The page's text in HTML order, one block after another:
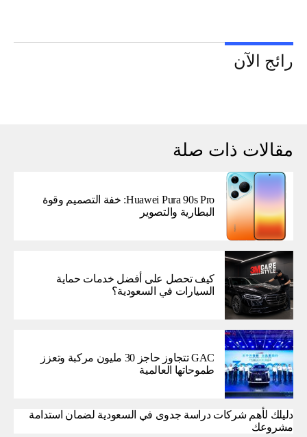
رائج الآن
مقالات ذات صلة
Huawei Pura 90s Pro: خفة التصميم وقوة
البطارية والتصوير
كيف تحصل على أفضل خدمات حماية
السيارات في السعودية؟
GAC تتجاوز حاجز 30 مليون مركبة وتعزز
طموحاتها العالمية
دليلك لأهم شركات دراسة جدوى في السعودية لضمان استدامة
مشروعك